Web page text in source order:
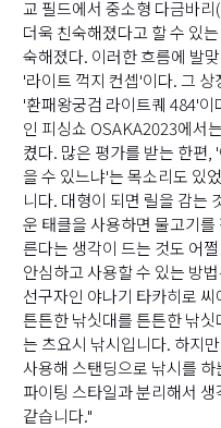
교 필드에서 중소형 다금바
더욱 친숙해졌다고 할 수 있
숙해졌다. 이러한 흐름에 발
'라이트 꺽지 컨셉'이다. 그
'환패왕궁검 라이트퀘 484'이
인 피싱쇼 OSAKA2023에서
켰다. 많은 평가를 받는 한편,
을 수 있느냐'는 목소리도 있
니다. 대형이 되면 릴을 감는
운 태클을 사용하면 물고기
른다는 생각이 드는 것도 어
안심하고 사용할 수 있는 방
선구자인 야나기 타카히로
튼튼한 낚싯대를 튼튼한 낚
는 츠요시 낚시입니다. 하지
사용해 스탠딩으로 낚시를
파이팅 스타일과 분리해서
같습니다."